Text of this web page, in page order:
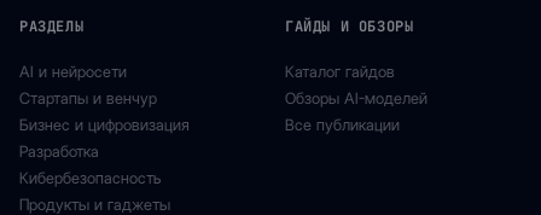
РАЗДЕЛЫ
AI и нейросети
Стартапы и венчур
Бизнес и цифровизация
Разработка
Кибербезопасность
Продукты и гаджеты
ГАЙДЫ И ОБЗОРЫ
Каталог гайдов
Обзоры AI-моделей
Все публикации